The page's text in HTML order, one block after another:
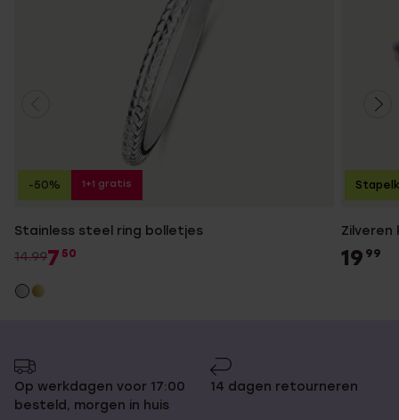
Stainless steel ring bolletjes
14.997 50
-50% 1+1 gratis
Zilveren
19 99
Op werkdagen voor 17:00
besteld, morgen in huis
14 dagen retourneren